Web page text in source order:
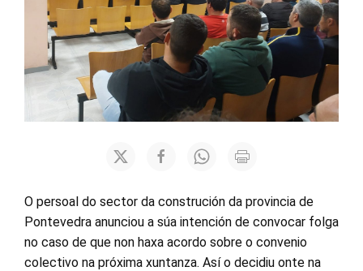
O persoal do sector da construción da provincia de
Pontevedra anunciou a súa intención de convocar folga
no caso de que non haxa acordo sobre o convenio
colectivo na próxima xuntanza. Así o decidiu onte na